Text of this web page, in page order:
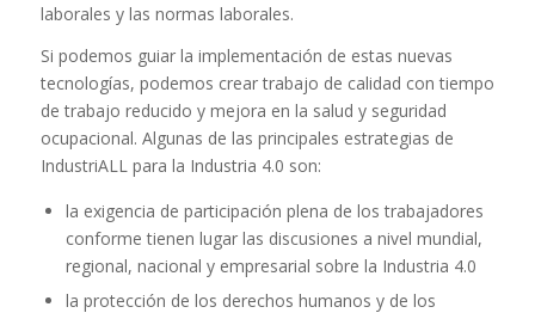
laborales y las normas laborales.
Si podemos guiar la implementación de estas nuevas
tecnologías, podemos crear trabajo de calidad con tiempo
de trabajo reducido y mejora en la salud y seguridad
ocupacional. Algunas de las principales estrategias de
IndustriALL para la Industria 4.0 son:
la exigencia de participación plena de los trabajadores
conforme tienen lugar las discusiones a nivel mundial,
regional, nacional y empresarial sobre la Industria 4.0
la protección de los derechos humanos y de los